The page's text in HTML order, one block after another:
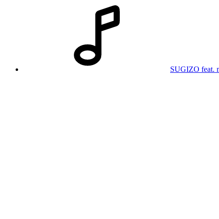
SUGIZO feat.